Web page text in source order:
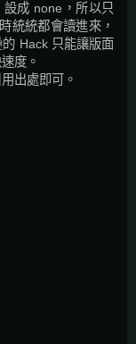
設成 none，所以只
統統都會讀進來，
Hack 只能讓版面
度。
出處即可。